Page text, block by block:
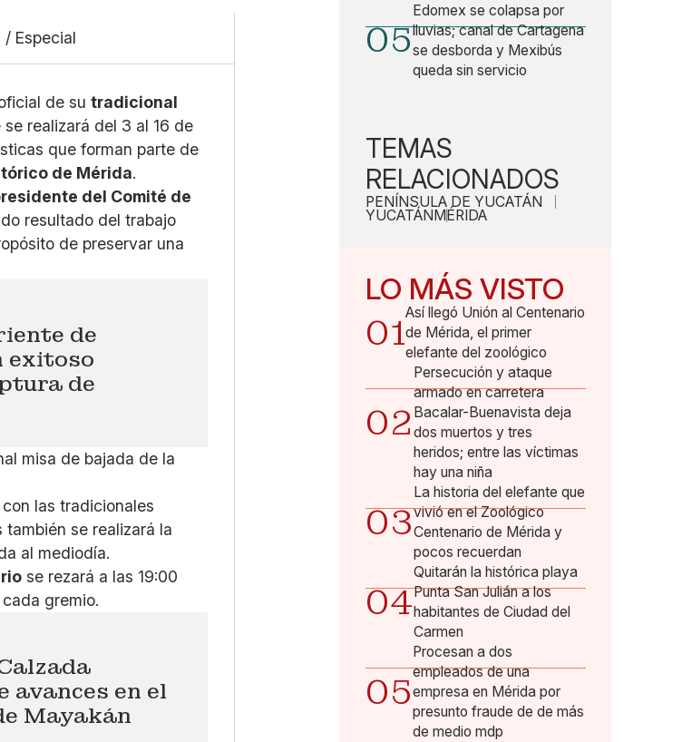
Grande
Especial
de sutradicional
se realizará del 3 al 16 de
que forman parte de
de Mérida.
del Comité de
resultado del trabajo
de preservar una
de
exitoso
de
misa de bajada de la
las tradicionales
se realizará la
al mediodía.
se rezará a las 19:00
gremio.
avances en el
Mayakán
05
Edomex se colapsa por
lluvias; canal de Cartagena
se desborda y Mexibús
queda sin servicio
TEMAS
RELACIONADOS
PENÍNSULA DE YUCATÁN
YUCATÁNMÉRIDA
LO MÁS VISTO
01Así llegó Unión al Centenario
de Mérida, el primer
elefante del zoológico
02
Persecución y ataque
armado en carretera
Bacalar-Buenavista deja
dos muertos y tres
heridos; entre las víctimas
hay una niña
03
La historia del elefante que
vivió en el Zoológico
Centenario de Mérida y
pocos recuerdan
04
Quitarán la histórica playa
Punta San Julián a los
habitantes de Ciudad del
Carmen
05
Procesan a dos
empleados de una
empresa en Mérida por
presunto fraude de de más
de medio mdp